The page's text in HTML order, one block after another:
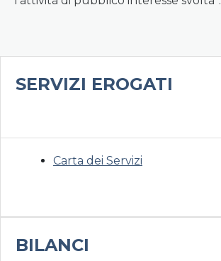
SERVIZI EROGATI
Carta dei Servizi
BILANCI